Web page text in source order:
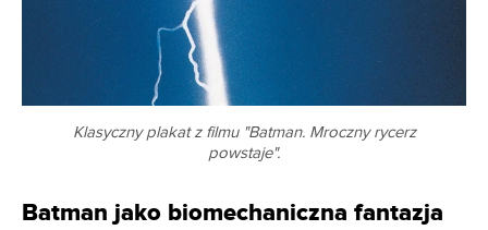
Klasyczny plakat z filmu "Batman. Mroczny rycerz
powstaje".
Batman jako biomechaniczna fantazja